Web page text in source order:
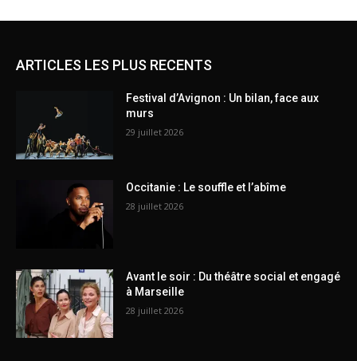
ARTICLES LES PLUS RECENTS
Festival d’Avignon : Un bilan, face aux
murs
29 juillet 2026
Occitanie : Le souffle et l’abîme
28 juillet 2026
Avant le soir : Du théâtre social et engagé
à Marseille
28 juillet 2026